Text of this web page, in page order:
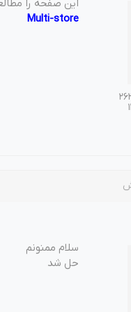
این صفحه را
Multi-store
سلام ممنونم
حل شد